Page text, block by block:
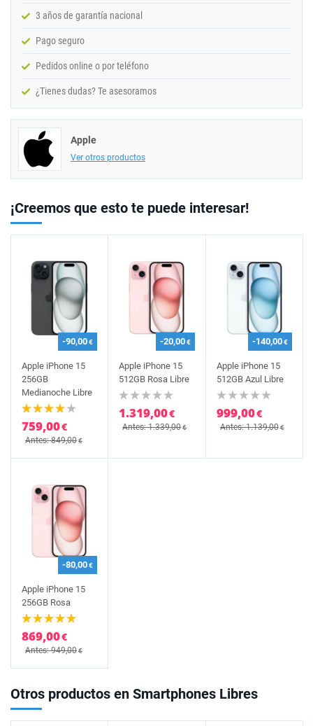
3 años de garantía nacional
Pago seguro
Pedidos online o por teléfono
¿Tienes dudas? Te asesoramos
Apple
Ver otros productos
¡Creemos que esto te puede interesar!
-90,00€
Apple iPhone 15
256GB
Medianoche Libre
759,00€
Antes: 849,00€
-20,00€
Apple iPhone 15
512GB Rosa Libre
1.319,00€
Antes: 1.339,00€
-140,00€
Apple iPhone 15
512GB Azul Libre
999,00€
Antes: 1.139,00€
-80,00€
Apple iPhone 15
256GB Rosa
869,00€
Antes: 949,00€
Otros productos en Smartphones Libres